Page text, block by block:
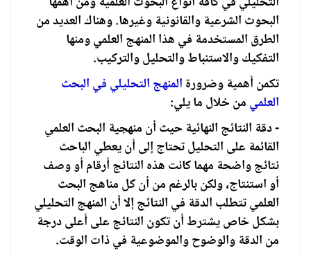
البحوث الشرعية والقانونية وغيرها. وهناك العديد من
الطرق المستخدمة في هذا المنهج العلمي ومنها
التفكيك والاستنباط والتحليل والتركيب.
تكمن أهمية وضرورةالمنهج التحليلي في البحث
العلميمن خلال ما يلي:
- دقة النتائج النهائية حيث أن منهجية البحث العلمي
القائمة على التحليل تحتاج إلى أن يعطي الباحث
نتائج واضحة مهما كانت هذه النتائج أرقام أو وصف
أو استنتاج، ولكن بالرغم من أن كل مناهج البحث
العلمي تتطلب الدقة في النتائج إلا أن المنهج التحليلي
بشكل خاص يشترط أن تكون النتائج على أعلى درجة
من الدقة والوضوح والموضوعية في ذات الوقت.